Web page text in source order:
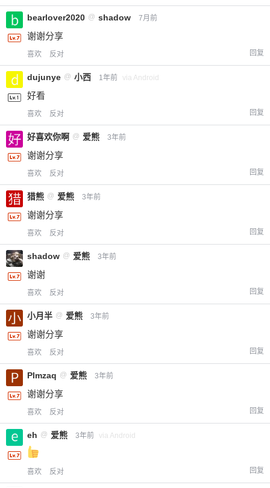
bearlover2020 @ shadow 7月前
谢谢分享
喜欢 反对 回复
dujunye @ 小西 1年前 via Android
好看
喜欢 反对 回复
好喜欢你啊 @ 爱熊 3年前
谢谢分享
喜欢 反对 回复
猎熊 @ 爱熊 3年前
谢谢分享
喜欢 反对 回复
shadow @ 爱熊 3年前
谢谢
喜欢 反对 回复
小月半 @ 爱熊 3年前
谢谢分享
喜欢 反对 回复
Plmzaq @ 爱熊 3年前
谢谢分享
喜欢 反对 回复
eh @ 爱熊 3年前 via Android
喜欢 反对 回复